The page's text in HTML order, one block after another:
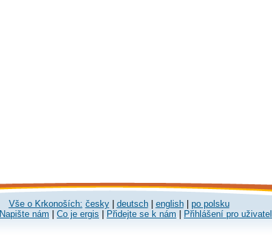
Vše o Krkonoších: česky| deutsch| english| po polsku
Napište nám Co je ergis Přidejte se k nám Přihlášení pro